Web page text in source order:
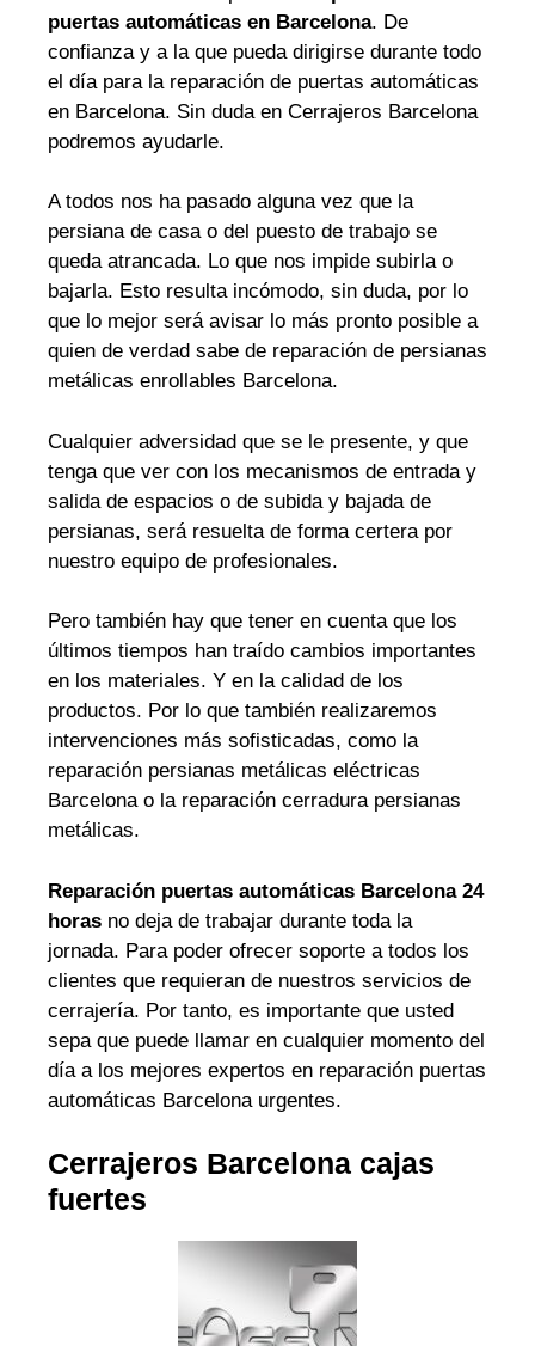
puertas automáticas en Barcelona. De
confianza y a la que pueda dirigirse durante todo
el día para la reparación de puertas automáticas
en Barcelona. Sin duda en Cerrajeros Barcelona
podremos ayudarle.
A todos nos ha pasado alguna vez que la
persiana de casa o del puesto de trabajo se
queda atrancada. Lo que nos impide subirla o
bajarla. Esto resulta incómodo, sin duda, por lo
que lo mejor será avisar lo más pronto posible a
quien de verdad sabe de reparación de persianas
metálicas enrollables Barcelona.
Cualquier adversidad que se le presente, y que
tenga que ver con los mecanismos de entrada y
salida de espacios o de subida y bajada de
persianas, será resuelta de forma certera por
nuestro equipo de profesionales.
Pero también hay que tener en cuenta que los
últimos tiempos han traído cambios importantes
en los materiales. Y en la calidad de los
productos. Por lo que también realizaremos
intervenciones más sofisticadas, como la
reparación persianas metálicas eléctricas
Barcelona o la reparación cerradura persianas
metálicas.
Reparación puertas automáticas Barcelona 24
horas no deja de trabajar durante toda la
jornada. Para poder ofrecer soporte a todos los
clientes que requieran de nuestros servicios de
cerrajería. Por tanto, es importante que usted
sepa que puede llamar en cualquier momento del
día a los mejores expertos en reparación puertas
automáticas Barcelona urgentes.
Cerrajeros Barcelona cajas
fuertes